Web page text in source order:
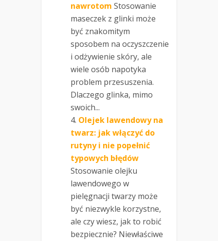
nawrotom Stosowanie
maseczek z glinki może
być znakomitym
sposobem na oczyszczenie
i odżywienie skóry, ale
wiele osób napotyka
problem przesuszenia.
Dlaczego glinka, mimo
swoich...
Olejek lawendowy na
twarz: jak włączyć do
rutyny i nie popełnić
typowych błędów
Stosowanie olejku
lawendowego w
pielęgnacji twarzy może
być niezwykle korzystne,
ale czy wiesz, jak to robić
bezpiecznie? Niewłaściwe